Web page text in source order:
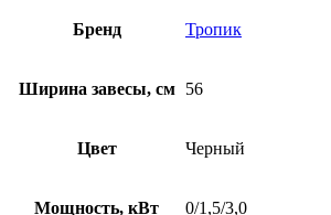
Бренд Тропик
Ширина завесы, см 56
Цвет Черный
Мощность, кВт 0/1,5/3,0